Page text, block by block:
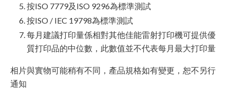
按ISO 7779及ISO 9296為標準測試
按ISO / IEC 19798為標準測試
每月建議打印量係相對其他佳能雷射打印機可提供優
質打印品的中位數，此數值並不代表每月最大打印量
相片與實物可能稍有不同，產品規格如有變更，恕不另行
通知